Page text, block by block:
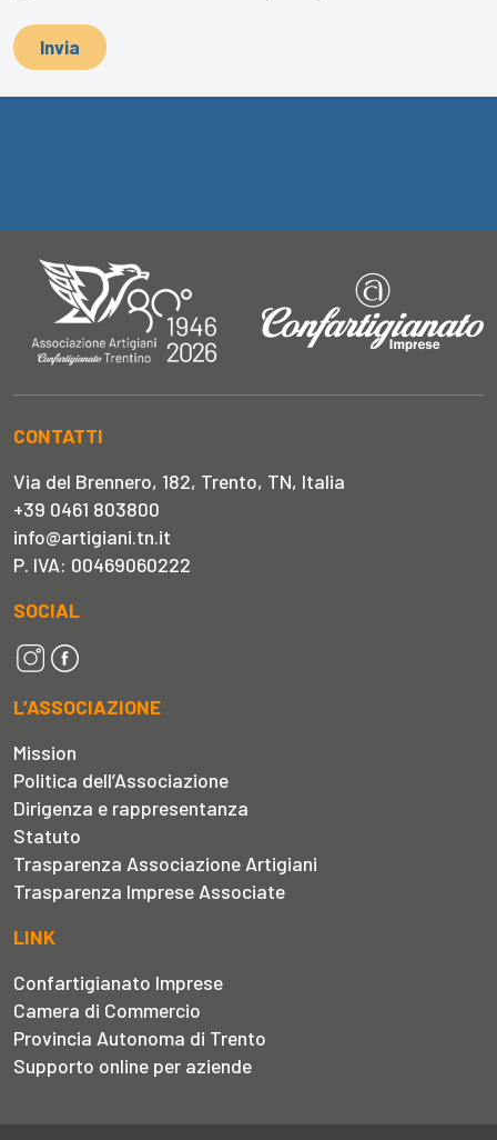
Invia
CONTATTI
Via del Brennero, 182, Trento, TN, Italia
+39 0461 803800
info@artigiani.tn.it
P. IVA: 00469060222
SOCIAL
L’ASSOCIAZIONE
Mission
Politica dell’Associazione
Dirigenza e rappresentanza
Statuto
Trasparenza Associazione Artigiani
Trasparenza Imprese Associate
LINK
Confartigianato Imprese
Camera di Commercio
Provincia Autonoma di Trento
Supporto online per aziende